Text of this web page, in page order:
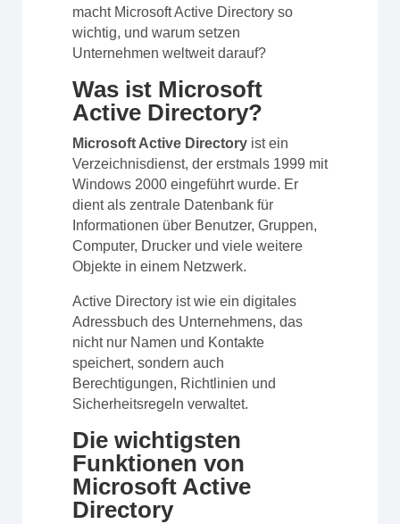
macht Microsoft Active Directory so
wichtig, und warum setzen
Unternehmen weltweit darauf?
Was ist Microsoft
Active Directory?
Microsoft Active Directoryist ein
Verzeichnisdienst, der erstmals 1999 mit
Windows 2000 eingeführt wurde. Er
dient als zentrale Datenbank für
Informationen über Benutzer, Gruppen,
Computer, Drucker und viele weitere
Objekte in einem Netzwerk.
Active Directory ist wie ein digitales
Adressbuch des Unternehmens, das
nicht nur Namen und Kontakte
speichert, sondern auch
Berechtigungen, Richtlinien und
Sicherheitsregeln verwaltet.
Die wichtigsten
Funktionen von
Microsoft Active
Directory